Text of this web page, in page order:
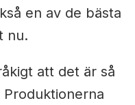
en av de bästa
nu.
att det är så